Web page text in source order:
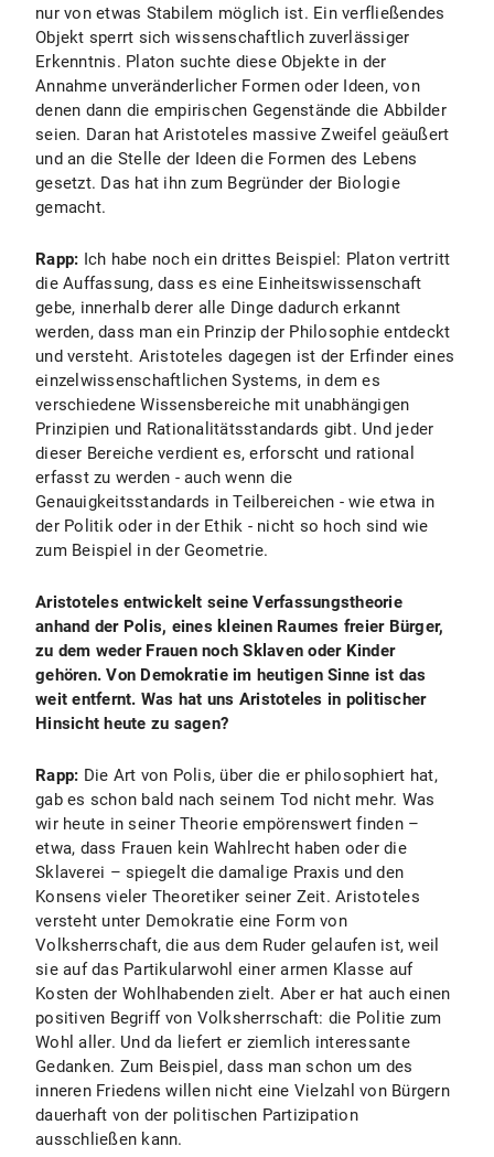
nur von etwas Stabilem möglich ist. Ein verfließendes
Objekt sperrt sich wissenschaftlich zuverlässiger
Erkenntnis. Platon suchte diese Objekte in der
Annahme unveränderlicher Formen oder Ideen, von
denen dann die empirischen Gegenstände die Abbilder
seien. Daran hat Aristoteles massive Zweifel geäußert
und an die Stelle der Ideen die Formen des Lebens
gesetzt. Das hat ihn zum Begründer der Biologie
gemacht.
Rapp: Ich habe noch ein drittes Beispiel: Platon vertritt
die Auffassung, dass es eine Einheitswissenschaft
gebe, innerhalb derer alle Dinge dadurch erkannt
werden, dass man ein Prinzip der Philosophie entdeckt
und versteht. Aristoteles dagegen ist der Erfinder eines
einzelwissenschaftlichen Systems, in dem es
verschiedene Wissensbereiche mit unabhängigen
Prinzipien und Rationalitätsstandards gibt. Und jeder
dieser Bereiche verdient es, erforscht und rational
erfasst zu werden - auch wenn die
Genauigkeitsstandards in Teilbereichen - wie etwa in
der Politik oder in der Ethik - nicht so hoch sind wie
zum Beispiel in der Geometrie.
Aristoteles entwickelt seine Verfassungstheorie
anhand der Polis, eines kleinen Raumes freier Bürger,
zu dem weder Frauen noch Sklaven oder Kinder
gehören. Von Demokratie im heutigen Sinne ist das
weit entfernt. Was hat uns Aristoteles in politischer
Hinsicht heute zu sagen?
Rapp: Die Art von Polis, über die er philosophiert hat,
gab es schon bald nach seinem Tod nicht mehr. Was
wir heute in seiner Theorie empörenswert finden –
etwa, dass Frauen kein Wahlrecht haben oder die
Sklaverei – spiegelt die damalige Praxis und den
Konsens vieler Theoretiker seiner Zeit. Aristoteles
versteht unter Demokratie eine Form von
Volksherrschaft, die aus dem Ruder gelaufen ist, weil
sie auf das Partikularwohl einer armen Klasse auf
Kosten der Wohlhabenden zielt. Aber er hat auch einen
positiven Begriff von Volksherrschaft: die Politie zum
Wohl aller. Und da liefert er ziemlich interessante
Gedanken. Zum Beispiel, dass man schon um des
inneren Friedens willen nicht eine Vielzahl von Bürgern
dauerhaft von der politischen Partizipation
ausschließen kann.